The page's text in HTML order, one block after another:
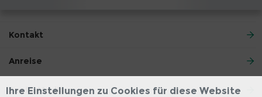
Kontakt
Anreise
Social Media
Ihre Einstellungen zu Cookies für diese Website